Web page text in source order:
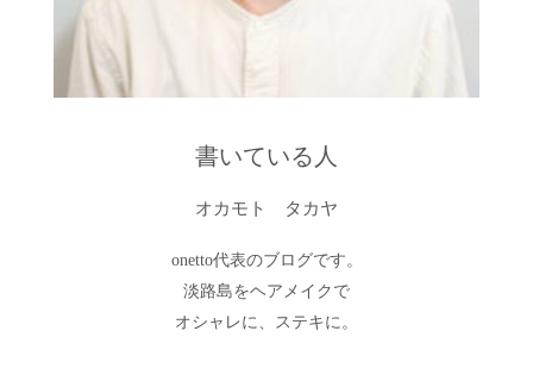
書いている人
オカモト タカヤ
onetto代表のブログです。
淡路島をヘアメイクで
オシャレに、ステキに。